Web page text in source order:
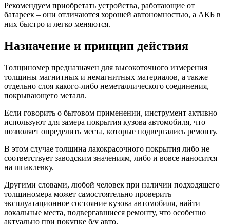
Рекомендуем приобретать устройства, работающие от
батареек – они отличаются хорошей автономностью, а АКБ в
них быстро и легко меняются.
Назначение и принцип действия
Толщиномер предназначен для высокоточного измерения
толщины магнитных и немагнитных материалов, а также
отдельно слоя какого-либо неметаллического соединения,
покрывающего металл.
Если говорить о бытовом применении, инструмент активно
используют для замера покрытия кузова автомобиля, что
позволяет определить места, которые подвергались ремонту.
В этом случае толщина лакокрасочного покрытия либо не
соответствует заводским значениям, либо и вовсе наносится
на шпаклевку.
Другими словами, любой человек при наличии подходящего
толщиномера может самостоятельно проверить
эксплуатационное состояние кузова автомобиля, найти
локальные места, подвергавшиеся ремонту, что особенно
актуально при покупке б/у авто.